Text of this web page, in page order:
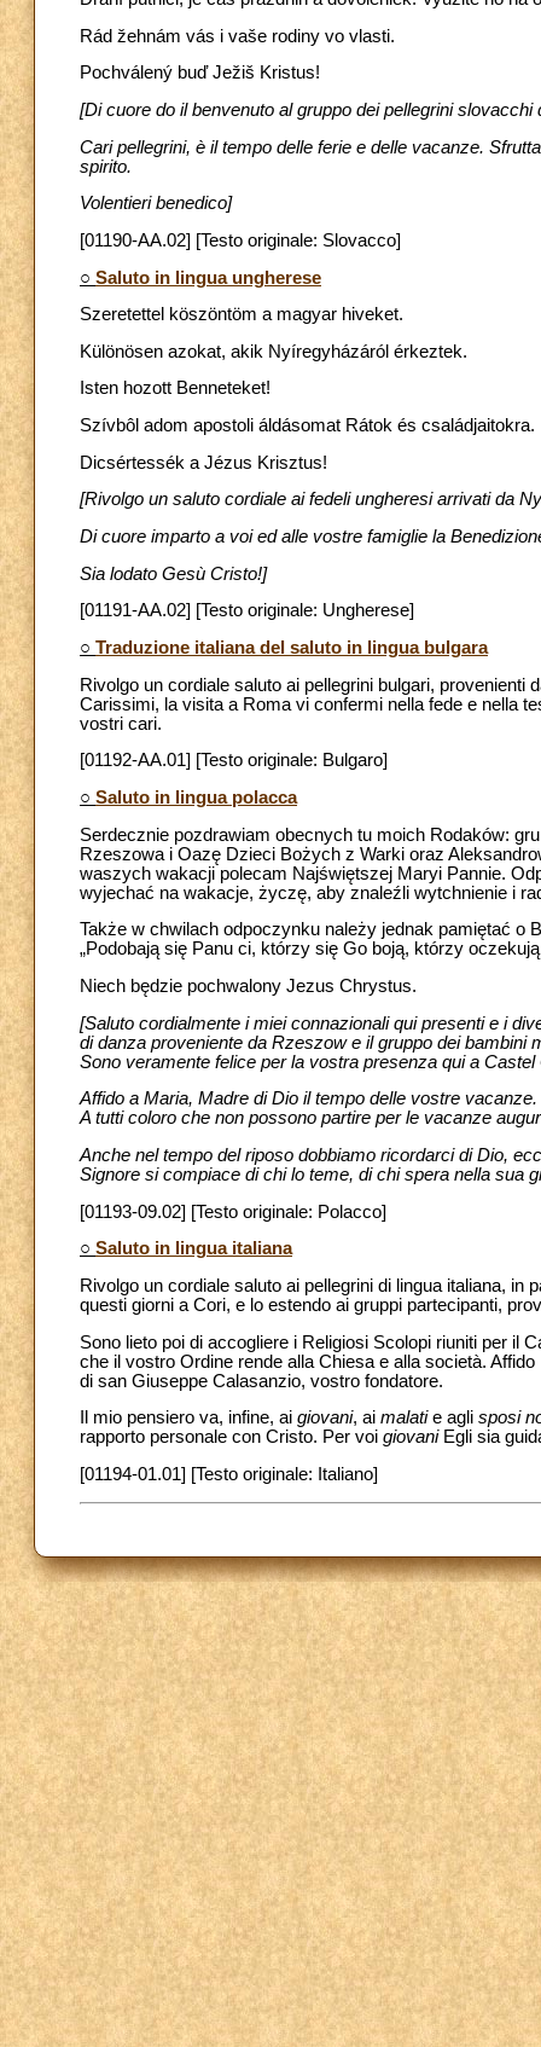
Rád žehnám vás i vaše rodiny vo vlasti.
Pochválený buď Ježiš Kristus!
[Di cuore do il benvenuto al gruppo dei pellegrini slovacchi
Cari pellegrini, è il tempo delle ferie e delle vacanze.
spirito.
Volentieri benedico]
[01190-AA.02] [Testo originale: Slovacco]
○ Saluto in lingua ungherese
Szeretettel köszöntöm a magyar hiveket.
Különösen azokat, akik Nyíregyházáról érkeztek.
Isten hozott Benneteket!
Szívbôl adom apostoli áldásomat Rátok és családjaitokra.
Dicsértessék a Jézus Krisztus!
[Rivolgo un saluto cordiale ai fedeli ungheresi arrivati da
Di cuore imparto a voi ed alle vostre famiglie la
Sia lodato Gesù Cristo!]
[01191-AA.02] [Testo originale: Ungherese]
○ Traduzione italiana del saluto in lingua bulgara
Rivolgo un cordiale saluto ai pellegrini bulgari,
Carissimi, la visita a Roma vi confermi nella fede e nella
vostri cari.
[01192-AA.01] [Testo originale: Bulgaro]
○ Saluto in lingua polacca
Serdecznie pozdrawiam obecnych tu moich Rodaków:
Rzeszowa i Oazę Dzieci Bożych z Warki oraz
waszych wakacji polecam Najświętszej Maryi Pannie.
wyjechać na wakacje, życzę, aby znaleźli wytchnienie i
Także w chwilach odpoczynku należy jednak pamiętać
„Podobają się Panu ci, którzy się Go boją, którzy oczekują
Niech będzie pochwalony Jezus Chrystus.
[Saluto cordialmente i miei connazionali qui presenti e i
di danza proveniente da Rzeszow e il gruppo dei
Sono veramente felice per la vostra presenza qui a Castel
Affido a Maria, Madre di Dio il tempo delle vostre
A tutti coloro che non possono partire per le vacanze
Anche nel tempo del riposo dobbiamo ricordarci di Dio,
Signore si compiace di chi lo teme, di chi spera nella sua
[01193-09.02] [Testo originale: Polacco]
○ Saluto in lingua italiana
Rivolgo un cordiale saluto ai pellegrini di lingua italiana,
questi giorni a Cori, e lo estendo ai gruppi partecipanti,
Sono lieto poi di accogliere i Religiosi Scolopi riuniti per il
che il vostro Ordine rende alla Chiesa e alla società.
di san Giuseppe Calasanzio, vostro fondatore.
Il mio pensiero va, infine, ai giovani, ai malatie agli sposi
rapporto personale con Cristo. Per voi giovaniEgli sia
[01194-01.01] [Testo originale: Italiano]